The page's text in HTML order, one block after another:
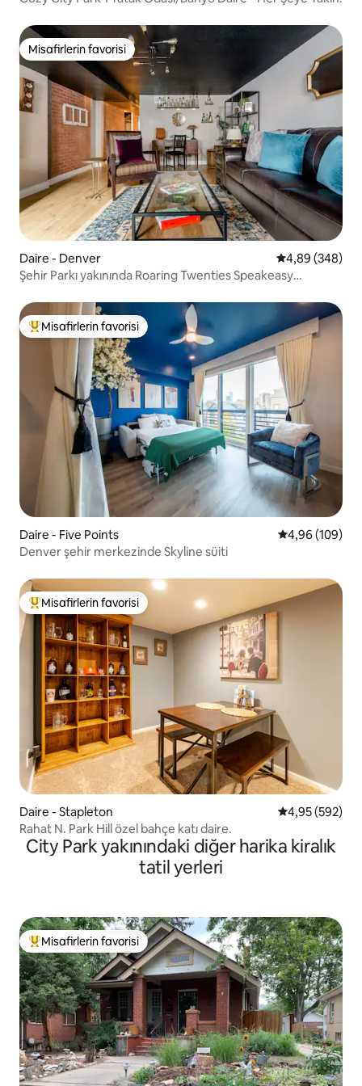
Misafirlerin favorisi
Misafirlerin favorisi
Daire - Denver 5 üzerinden
4,89 (348)
Şehir Parkı yakınında Roaring Twenties Speakeasy
Misafirlerin favorilerinden en beğenilenler arasında
Misafirlerin favorisi
Daire - Five Points 5 üzerinden
4,96 (109)
Denver şehir merkezinde Skyline süiti
Misafirlerin favorilerinden en beğenilenler arasında
Misafirlerin favorisi
Daire - Stapleton 5 üzerinden
4,95 (592)
Rahat N. Park Hill özel bahçe katı daire.
City Park yakınındaki diğer harika kiralık
tatil yerleri
Misafirlerin favorilerinden en beğenilenler arasında
Misafirlerin favorisi